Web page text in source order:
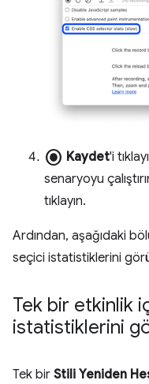
radio_button_checked Kaydet'i
senaryoyu
tıklayın.
Ardından, aşağıdaki
seçici istatistiklerini
Tek bir etkinlik
istatistiklerini
Tek bir Stili Yeniden